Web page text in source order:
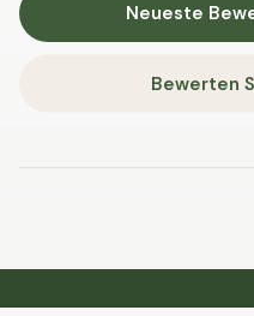
Neueste
Bewerten